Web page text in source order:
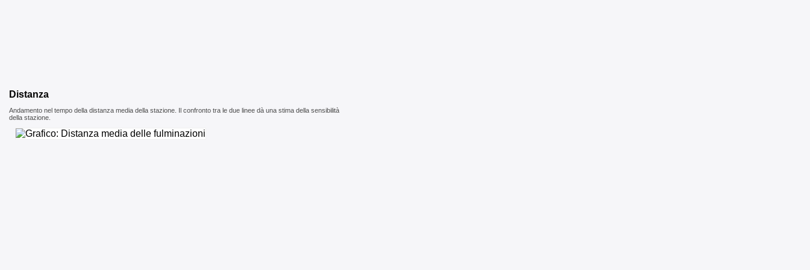
Distanza
Andamento nel tempo della distanza media della stazione. Il confronto tra le due linee dà una stima della sensibilità
della stazione.